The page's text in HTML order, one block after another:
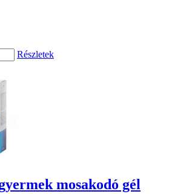
Részletek
mosakodó gél